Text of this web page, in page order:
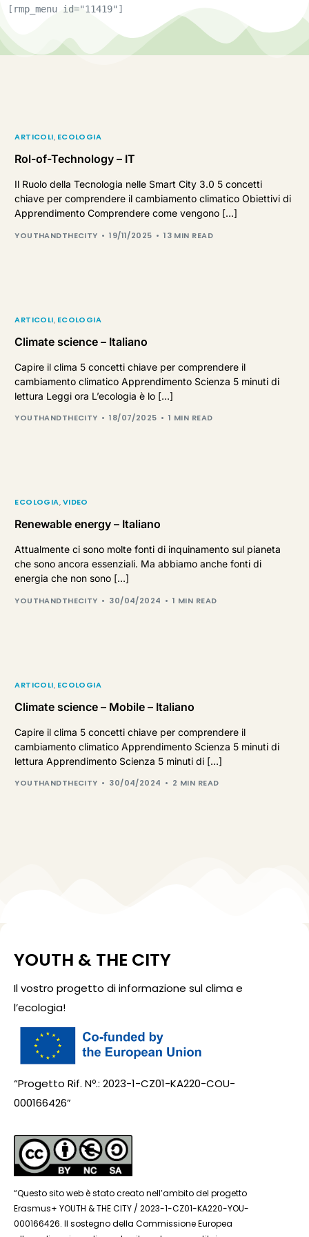
[rmp_menu id="11419"]
ARTICOLI, ECOLOGIA
Rol-of-Technology – IT
Il Ruolo della Tecnologia nelle Smart City 3.0 5 concetti
chiave per comprendere il cambiamento climatico Obiettivi di
Apprendimento Comprendere come vengono […]
YOUTHANDTHECITY 19/11/2025 13 MIN READ
ARTICOLI, ECOLOGIA
Climate science – Italiano
Capire il clima 5 concetti chiave per comprendere il
cambiamento climatico Apprendimento Scienza 5 minuti di
lettura Leggi ora L’ecologia è lo […]
YOUTHANDTHECITY 18/07/2025 1 MIN READ
ECOLOGIA,VIDEO
Renewable energy – Italiano
Attualmente ci sono molte fonti di inquinamento sul pianeta
che sono ancora essenziali. Ma abbiamo anche fonti di
energia che non sono […]
YOUTHANDTHECITY 30/04/2024 1 MIN READ
ARTICOLI, ECOLOGIA
Climate science – Mobile – Italiano
Capire il clima 5 concetti chiave per comprendere il
cambiamento climatico Apprendimento Scienza 5 minuti di
lettura Apprendimento Scienza 5 minuti di […]
YOUTHANDTHECITY 30/04/2024 2 MIN READ
YOUTH & THE CITY
Il vostro progetto di informazione sul clima e
l’ecologia!
“Progetto Rif. Nº.: 2023-1-CZ01-KA220-COU-
000166426”
“Questo sito web è stato creato nell’ambito del progetto
Erasmus+ YOUTH & THE CITY / 2023-1-CZ01-KA220-YOU-
000166426. Il sostegno della Commissione Europea